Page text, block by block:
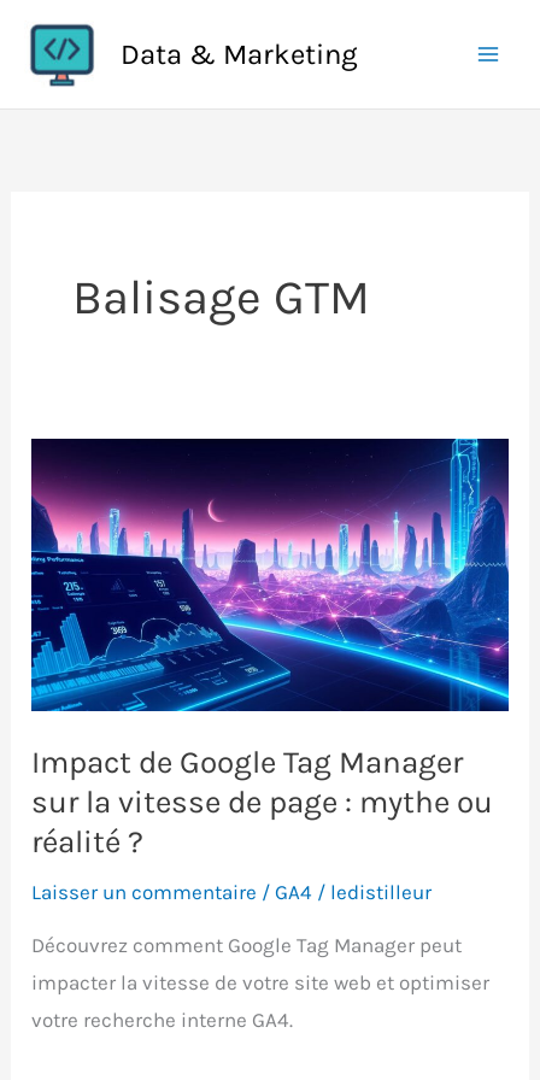
contenu
Data & Marketing
Balisage GTM
Impact de Google Tag Manager
sur la vitesse de page : mythe ou
réalité ?
Laisser un commentaire /GA4 / ledistilleur
Découvrez comment Google Tag Manager peut
impacter la vitesse de votre site web et optimiser
votre recherche interne GA4.